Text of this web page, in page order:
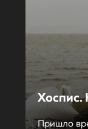
Хоспис.
Пришло